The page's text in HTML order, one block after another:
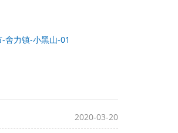
舍力镇-小黑山-01
2020-03-20